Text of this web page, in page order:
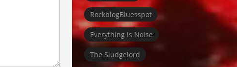
RockblogBluesspot
Everything is Noise
The Sludgelord